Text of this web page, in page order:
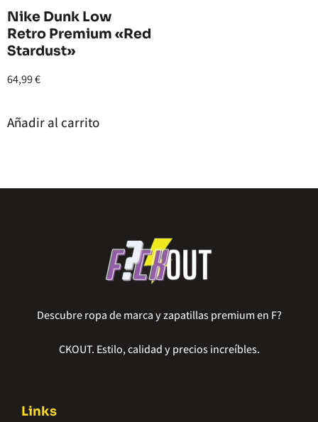
Nike Dunk Low
Retro Premium «Red
Stardust»
64,99€
Añadir al carrito
Descubre ropa de marca y zapatillas premium en F?
CKOUT. Estilo, calidad y precios increíbles.
Links